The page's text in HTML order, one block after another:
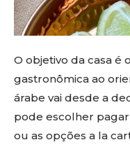
O objetivo da casa é
gastronômica ao
árabe vai desde a
pode escolher
ou as opções a la